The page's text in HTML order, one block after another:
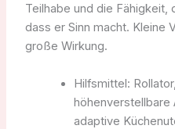
Teilhabe und die Fähigkeit,
dass er Sinn macht. Kleine
große Wirkung.
Hilfsmittel:
höhenverstellbare
adaptive